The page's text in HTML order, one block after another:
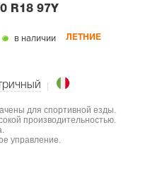
R18 97Y
в наличии ЛЕТНИЕ
для спортивной езды.
производительностью.
управление.